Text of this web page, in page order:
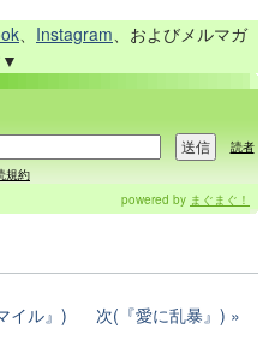
Instagram 、およびメルマガ
▼
読者
規約
powered by まぐまぐ！
イル』) 次(『愛に乱暴』)